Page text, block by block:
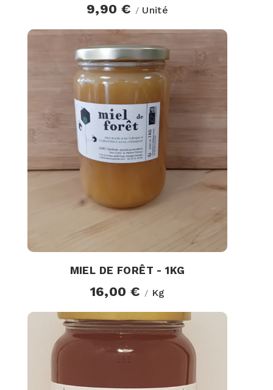
9,90 € / Unité
MIEL DE FORÊT - 1KG
16,00 € / Kg